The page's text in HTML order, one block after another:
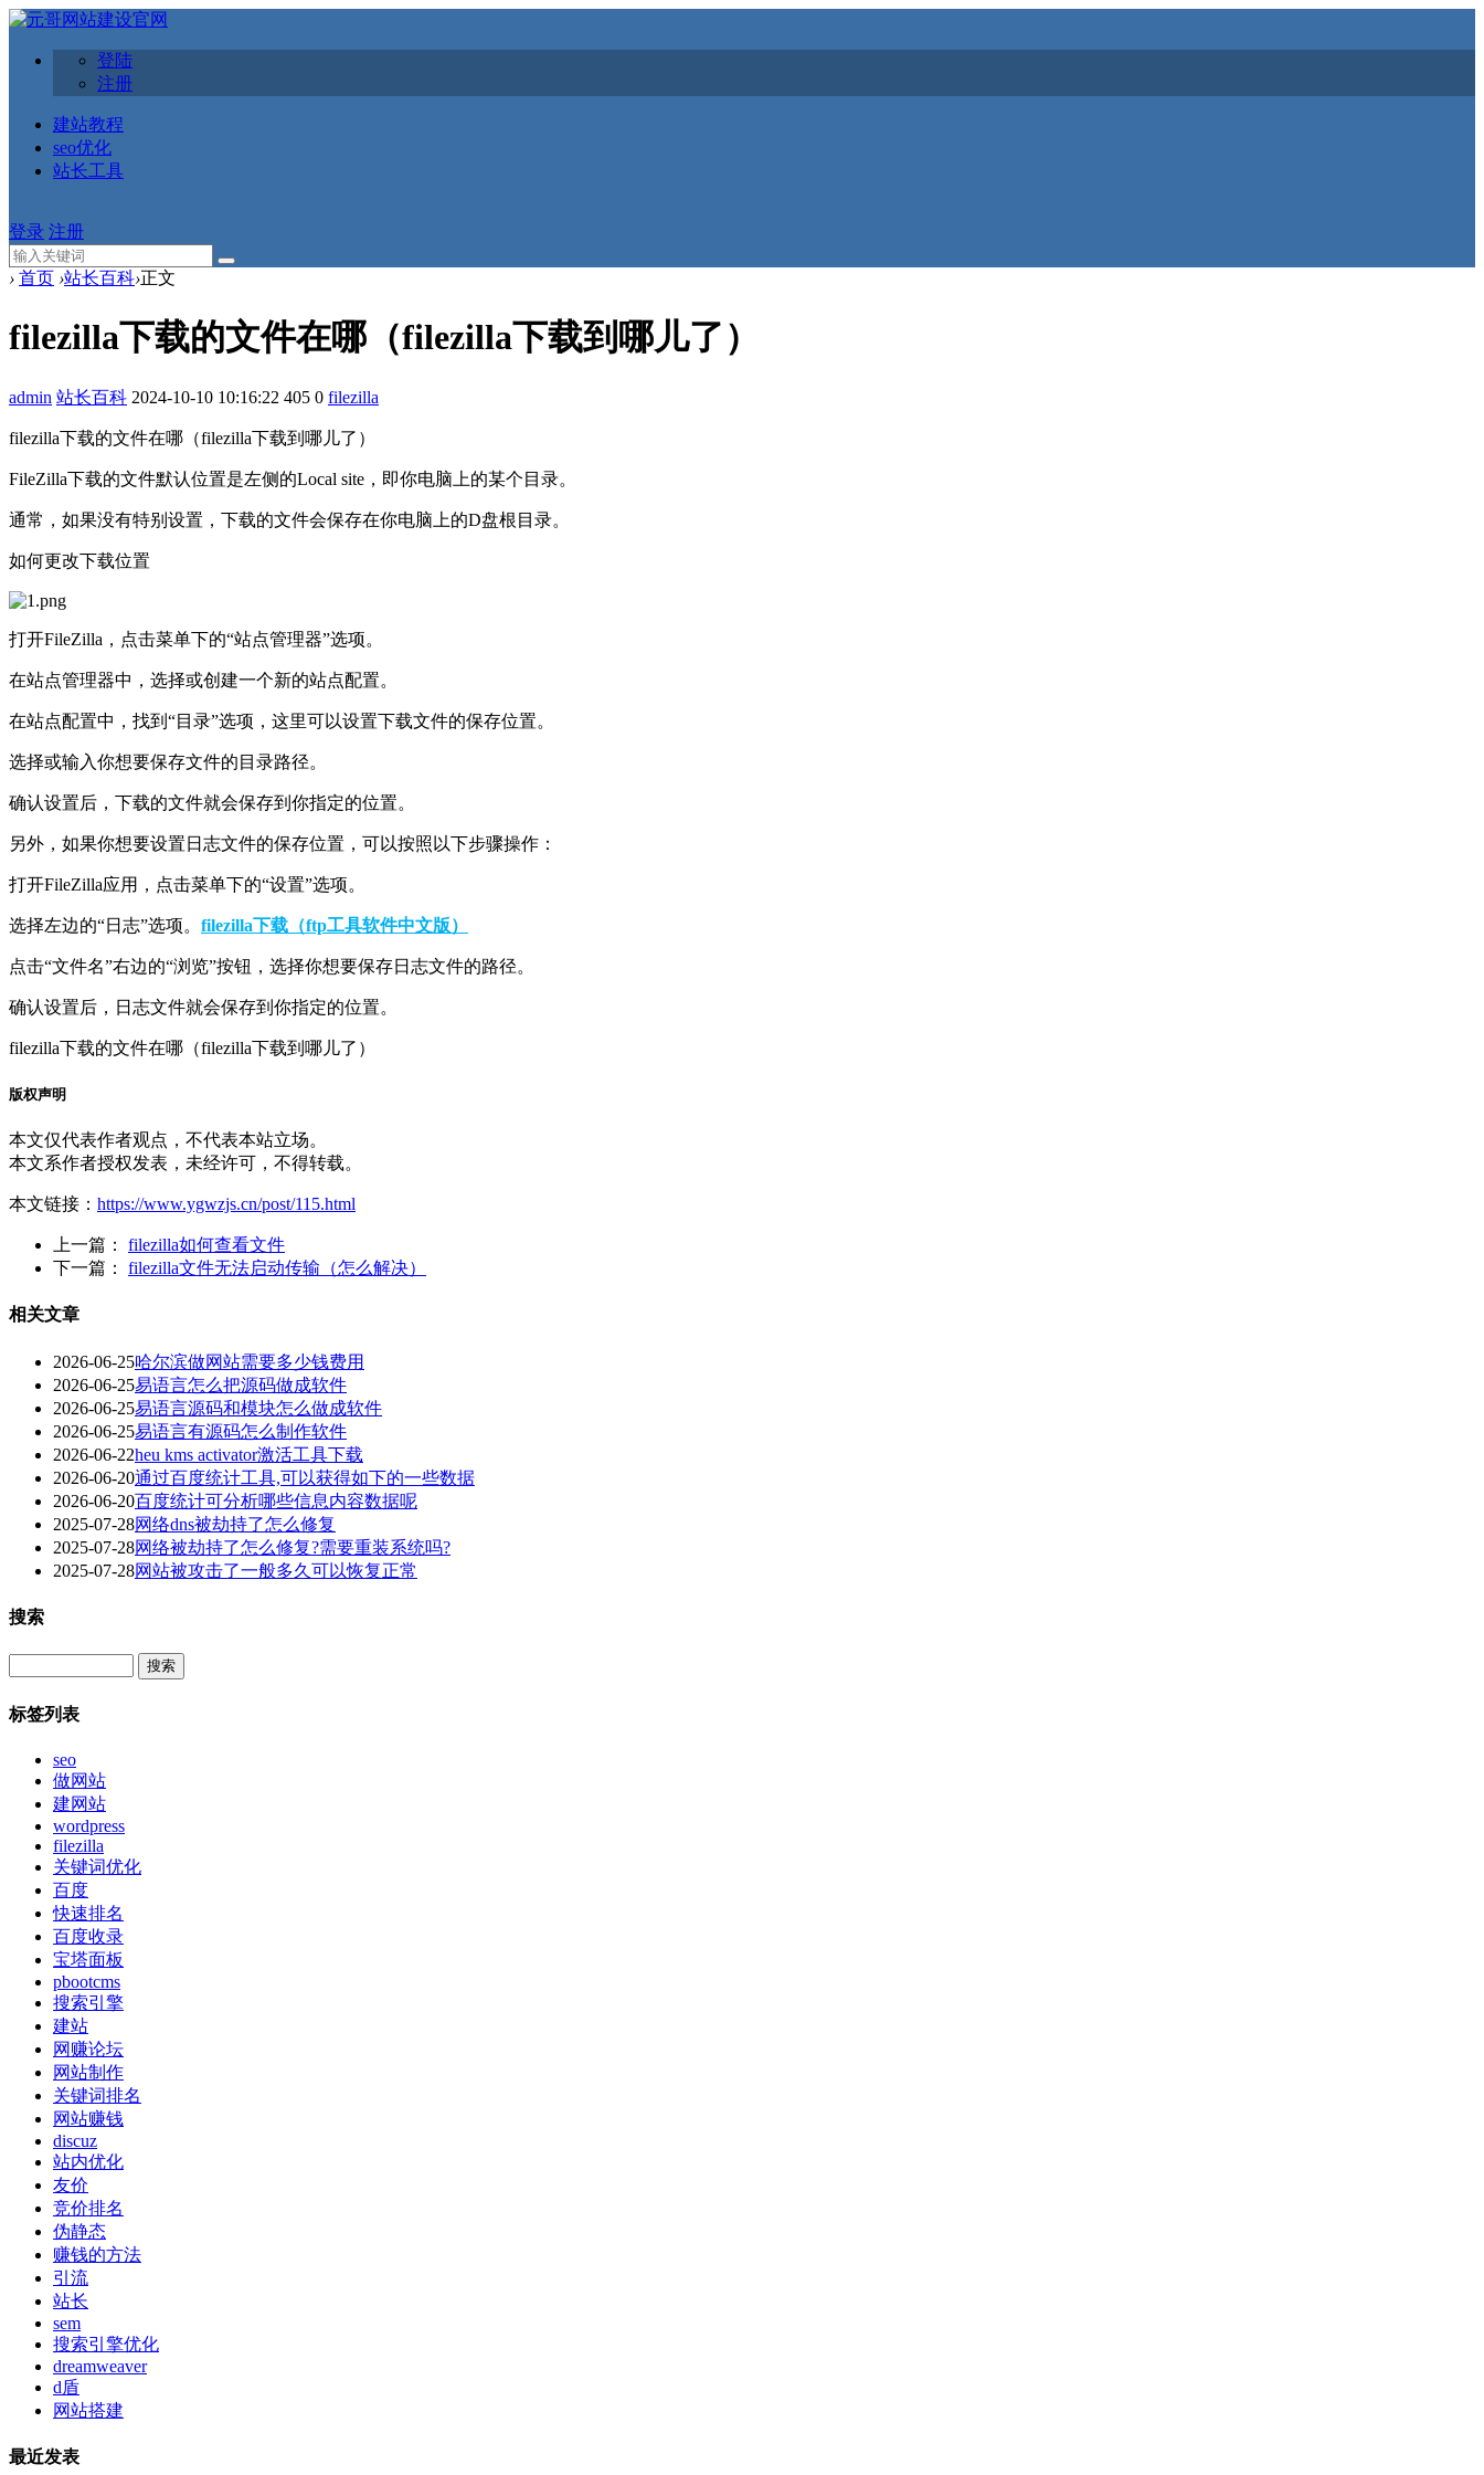
登陆
注册
建站教程
seo优化
站长工具
登录 注册
› 首页 ›站长百科›正文
filezilla下载的文件在哪（filezilla下载到哪儿了）
admin 站长百科 2024-10-10 10:16:22 405 0 filezilla
filezilla下载的文件在哪（filezilla下载到哪儿了）
‌‌FileZilla下载的文件默认位置是左侧的‌Local site，即你电脑上的某个目录。
通常，如果没有特别设置，下载的文件会保存在你电脑上的D盘根目录。‌
如何更改下载位置
‌打开FileZilla‌，点击菜单下的“站点管理器”选项。
在站点管理器中，选择或创建一个新的站点配置。
在站点配置中，找到“目录”选项，这里可以设置下载文件的保存位置。
选择或输入你想要保存文件的目录路径。
确认设置后，下载的文件就会保存到你指定的位置。
另外，如果你想要设置日志文件的保存位置，可以按照以下步骤操作：
打开FileZilla应用，点击菜单下的“设置”选项。
选择左边的“日志”选项。 filezilla下载（ftp工具软件中文版）
点击“文件名”右边的“浏览”按钮，选择你想要保存日志文件的路径。
确认设置后，日志文件就会保存到你指定的位置。
filezilla下载的文件在哪（filezilla下载到哪儿了）
版权声明
本文仅代表作者观点，不代表本站立场。
本文系作者授权发表，未经许可，不得转载。
本文链接： https://www.ygwzjs.cn/post/115.html
上一篇： filezilla如何查看文件
下一篇： filezilla文件无法启动传输（怎么解决）
相关文章
2026-06-25哈尔滨做网站需要多少钱费用
2026-06-25易语言怎么把源码做成软件
2026-06-25易语言源码和模块怎么做成软件
2026-06-25易语言有源码怎么制作软件
2026-06-22heu kms activator激活工具下载
2026-06-20通过百度统计工具,可以获得如下的一些数据
2026-06-20百度统计可分析哪些信息内容数据呢
2025-07-28网络dns被劫持了怎么修复
2025-07-28网络被劫持了怎么修复?需要重装系统吗?
2025-07-28网站被攻击了一般多久可以恢复正常
搜索
标签列表
seo
做网站
建网站
wordpress
filezilla
关键词优化
百度
快速排名
百度收录
宝塔面板
pbootcms
搜索引擎
建站
网赚论坛
网站制作
关键词排名
网站赚钱
discuz
站内优化
友价
竞价排名
伪静态
赚钱的方法
引流
站长
sem
搜索引擎优化
dreamweaver
d盾
网站搭建
最近发表